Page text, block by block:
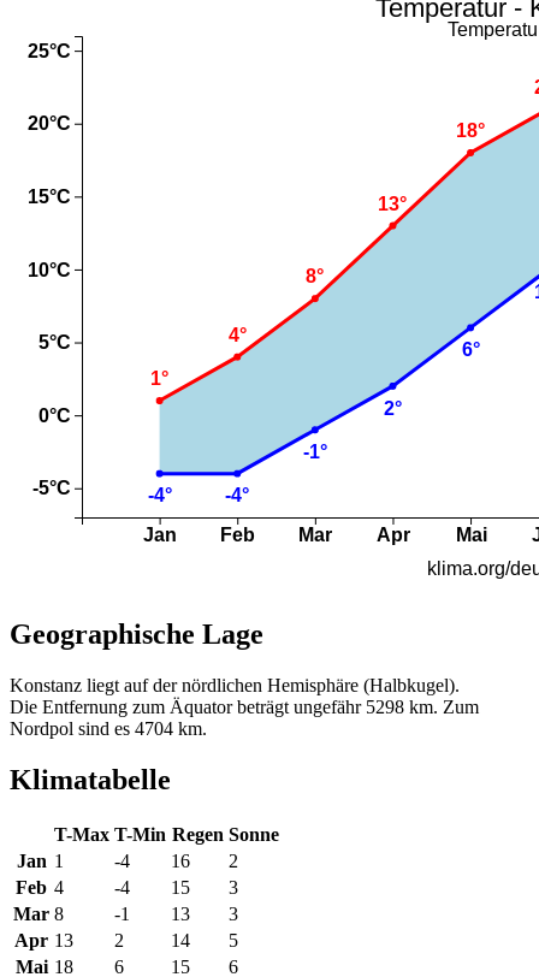
Geographische Lage
Konstanz liegt auf der nördlichen Hemisphäre (Halbkugel).
Die Entfernung zum Äquator beträgt ungefähr 5298 km. Zum
Nordpol sind es 4704 km.
Klimatabelle
T-Max T-Min Regen Sonne
Jan 1 -4 16
2
Feb 4 -4 15
3
Mar 8 -1 13
3
Apr 13 2 14
5
Mai 18 6 15 6